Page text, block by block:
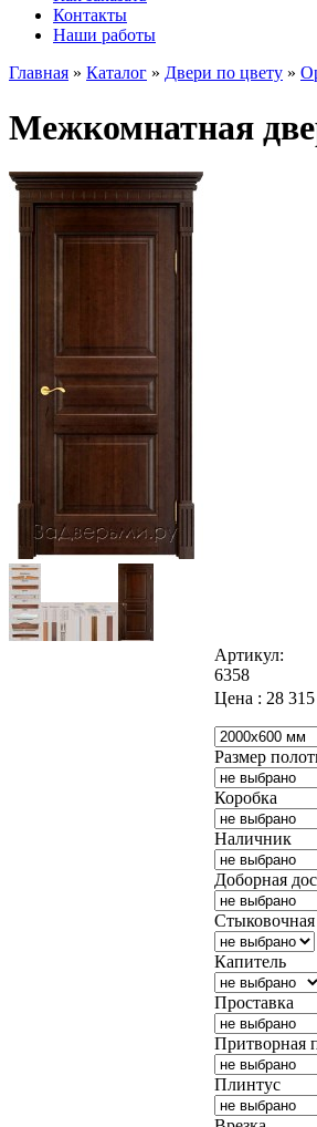
Контакты
Наши работы
Главная » Каталог » Двери по цвету »
Межкомнатная
Артикул:
6358
Цена : 28 315
Размер
Коробка
Наличник
Доборная
Стыковочная
Капитель
Проставка
Притворная
Плинтус